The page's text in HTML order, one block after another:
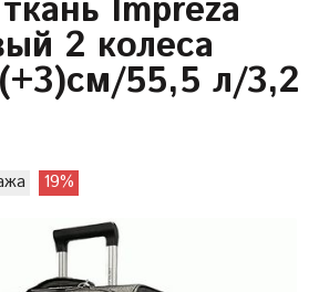
Impreza
2 колеса
55,5 л/3,2
19%